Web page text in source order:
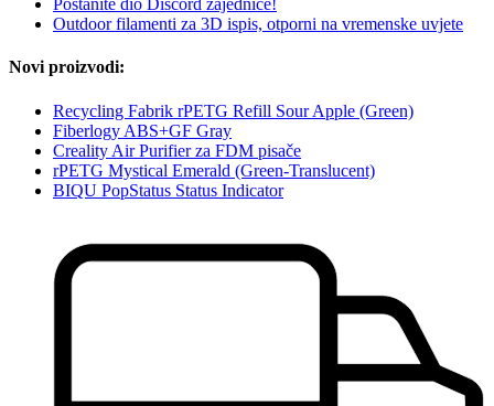
Postanite dio Discord zajednice!
Outdoor filamenti za 3D ispis, otporni na vremenske uvjete
Novi proizvodi:
Recycling Fabrik rPETG Refill Sour Apple (Green)
Fiberlogy ABS+GF Gray
Creality Air Purifier za FDM pisače
rPETG Mystical Emerald (Green-Translucent)
BIQU PopStatus Status Indicator